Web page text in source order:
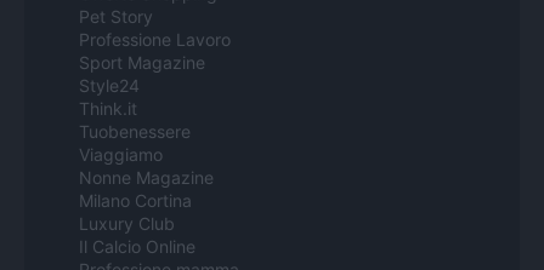
Pet Story
Professione Lavoro
Sport Magazine
Style24
Think.it
Tuobenessere
Viaggiamo
Nonne Magazine
Milano Cortina
Luxury Club
Il Calcio Online